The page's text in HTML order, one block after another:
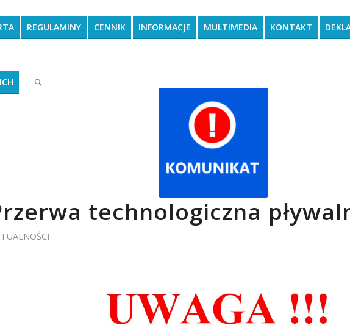
REGULAMINY CENNIK INFORMACJE MULTIMEDIA KONTAKT
technologiczna